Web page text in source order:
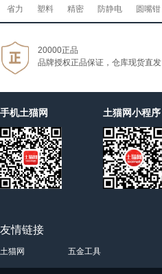
省力
塑料 精密 防静电 圆嘴钳
20000正品
品牌授权正品保证，仓库现货直发
手机土猫网 土猫网小程序
友情链接
土猫网 五金工具